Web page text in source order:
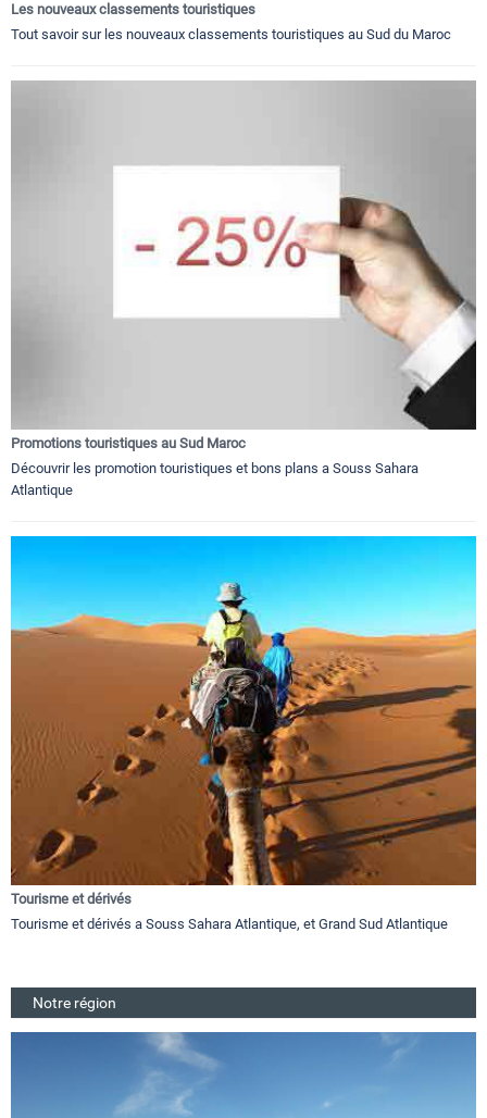
Les nouveaux classements touristiques
Tout savoir sur les nouveaux classements touristiques au Sud du Maroc
Promotions touristiques au Sud Maroc
Découvrir les promotion touristiques et bons plans a Souss Sahara
Atlantique
Tourisme et dérivés
Tourisme et dérivés a Souss Sahara Atlantique, et Grand Sud Atlantique
Notre région